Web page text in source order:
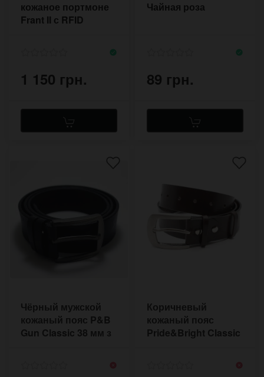
кожаное портмоне
Frant II с RFID
1 150 грн.
Чайная роза
89 грн.
Чёрный мужской
кожаный пояс P&B
Gun Classic 38 мм з
Коричневый
кожаный пояс
Pride&Bright Classic